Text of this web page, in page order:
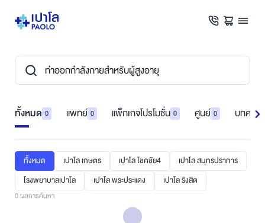
ทั้งหมด 0 แพทย์ 0 แพ็กเกจโปรโมชั่น 0 ศูนย์ 0 บทควา
ทั้งหมด เปาโล เกษตร เปาโล โชคชัย4
เปาโล สมุทรปราการ
โรงพยาบาลเปาโล
เปาโล พระประแดง เปาโล รังสิต
0ผลการค้นหา